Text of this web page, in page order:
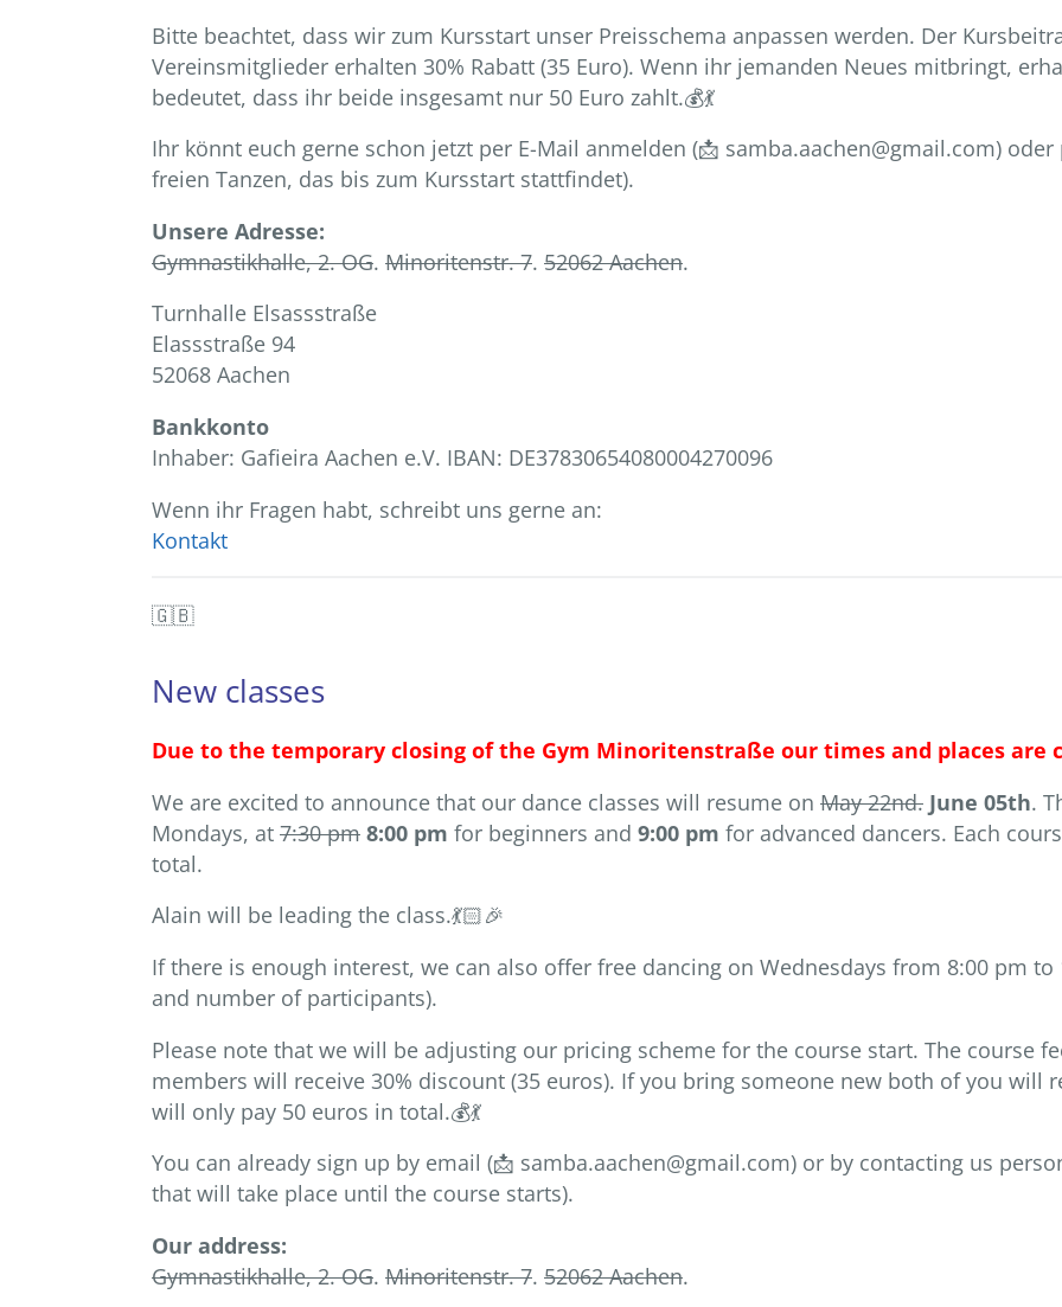
Bitte beachtet, dass wir zum Kursstart unser Preisschema anpassen werden. Der
Vereinsmitglieder erhalten 30% Rabatt (35 Euro). Wenn ihr jemanden Neues mitbringt,
bedeutet, dass ihr beide insgesamt nur 50 Euro zahlt.💰💃
Ihr könnt euch gerne schon jetzt per E-Mail anmelden (📩 samba.aachen@gmail.com)
freien Tanzen, das bis zum Kursstart stattfindet).
Unsere Adresse:
Gymnastikhalle, 2. OG. Minoritenstr. 7. 52062 Aachen.
Turnhalle Elsassstraße
Elassstraße 94
52068 Aachen
Bankkonto
Inhaber: Gafieira Aachen e.V. IBAN: DE37830654080004270096
Wenn ihr Fragen habt, schreibt uns gerne an:
Kontakt
🇬🇧
New classes
Due to the temporary closing of the Gym Minoritenstraße our times and places are
We are excited to announce that our dance classes will resume on May 22nd. June 05th.
Mondays, at 7:30 pm 8:00 pm for beginners and 9:00 pm for advanced dancers. Each
total.
Alain will be leading the class.💃🏻🎉
If there is enough interest, we can also offer free dancing on Wednesdays from 8:00 pm
and number of participants).
Please note that we will be adjusting our pricing scheme for the course start. The course
members will receive 30% discount (35 euros). If you bring someone new both of you will
will only pay 50 euros in total.💰💃
You can already sign up by email (📩 samba.aachen@gmail.com) or by contacting us
that will take place until the course starts).
Our address:
Gymnastikhalle, 2. OG. Minoritenstr. 7. 52062 Aachen.